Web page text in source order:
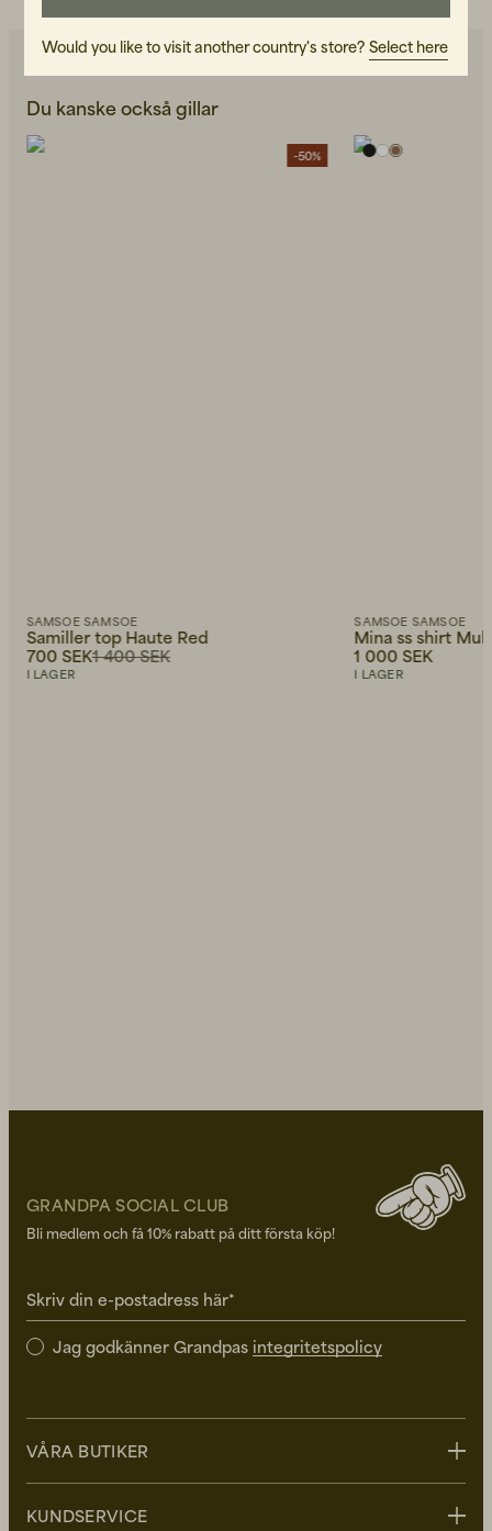
Du kanske också gillar
-50%
SAMSOE SAMSOE
Samiller top Haute Red
1 400 SEK
700 SEK
I LAGER
SAMSOE SAMSOE
Mina ss shirt
1 000 SEK
I LAGER
GRANDPA SOCIAL CLUB
Bli medlem och få 10% rabatt på ditt första köp!
Skriv din e-postadress här*
Jag godkänner Grandpas integritetspolicy
VÅRA BUTIKER
Uppsala
KUNDSERVICE
Would you like to visit another country's store? Select here